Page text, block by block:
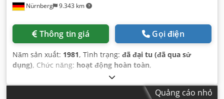
Nürnberg 9.343 km
Thông tin giá Gọi điện
Năm sản xuất: 1981, Tình trạng: đã đại tu (đã qua sử
dụng), Chức năng: hoạt động hoàn toàn,
Quảng cáo nhỏ